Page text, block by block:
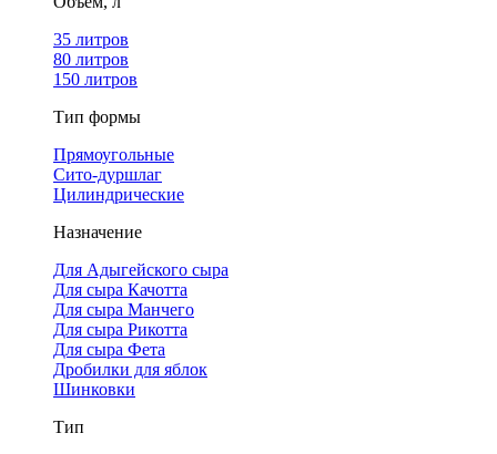
35 литров
80 литров
150 литров
Тип формы
Прямоугольные
Сито-дуршлаг
Цилиндрические
Назначение
Для Адыгейского сыра
Для сыра Качотта
Для сыра Манчего
Для сыра Рикотта
Для сыра Фета
Дробилки для яблок
Шинковки
Тип